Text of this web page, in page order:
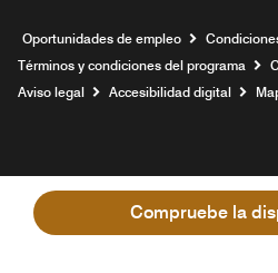
Compruebe la
Oportunidades de empleo Abre
Términos y condiciones del programa
Aviso legal
Accesibilidad digital